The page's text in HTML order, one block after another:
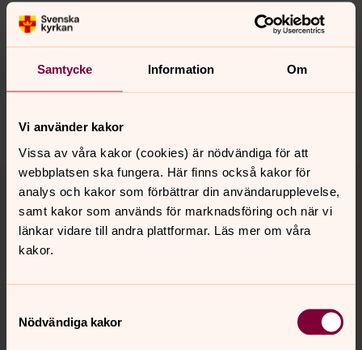
Samtycke Information Om
Vi använder kakor
Vissa av våra kakor (cookies) är nödvändiga för att
webbplatsen ska fungera. Här finns också kakor för
analys och kakor som förbättrar din användarupplevelse,
samt kakor som används för marknadsföring och när vi
länkar vidare till andra plattformar. Läs mer om våra
kakor.
Nödvändiga kakor
Synpunkter eller frågor på sidans
innehåll?
norra.oland.pastorat@svenskakyrkan.se
Dela
Tillbaka till toppen
Tillbaka till innehållet
Kontakt
Kalender